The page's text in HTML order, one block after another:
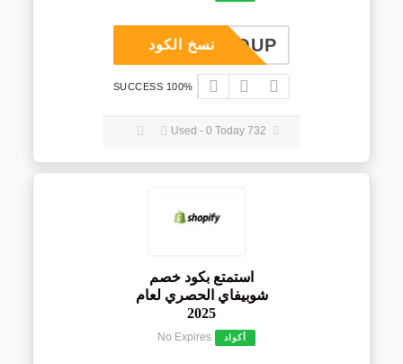
COUP نسخ الكود
100% SUCCESS
استمتع بكود خصم
شوبيفاي الحصري لعام
2025
أكواد No Expires